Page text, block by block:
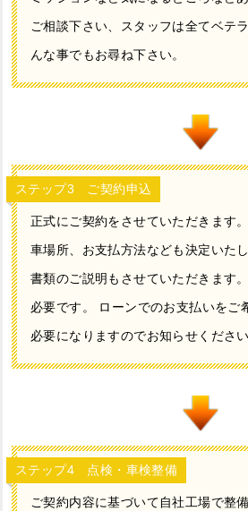
ご相談下さい、スタッフは全てベテ
んな事でもお尋ね下さい。
ステップ3 ご契約申込
正式にご契約をさせていただきます
車場所、お支払方法なども決定いた
書類のご説明もさせていただきます
必要です。 ローンでのお支払いをご
必要になりますのでお知らせください
ステップ4 点検・車検整備
ご契約内容に基づいて自社工場で整